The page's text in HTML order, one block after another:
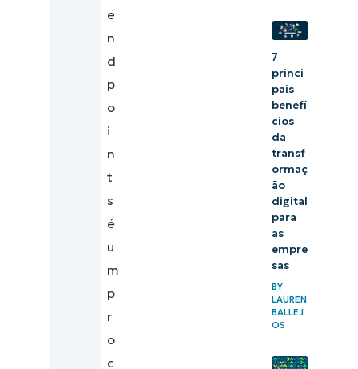
e
n
d
p
o
i
n
t
s
é
u
m
p
r
o
c
7
princi
pais
benefí
cios
da
transf
ormaç
ão
digital
para
as
empre
sas
BY
LAUREN
BALLEJ
OS